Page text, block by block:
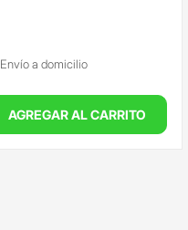
Envío a domicilio
AGREGAR AL CARRITO